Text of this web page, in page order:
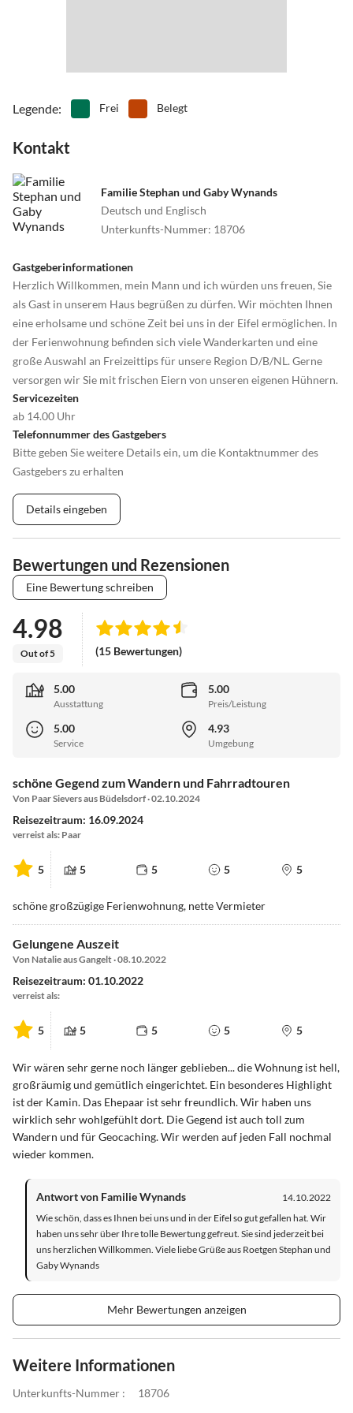
Legende: Frei Belegt
Kontakt
Familie Stephan und Gaby Wynands
Deutsch und Englisch
Unterkunfts-Nummer: 18706
Gastgeberinformationen
Herzlich Willkommen, mein Mann und ich würden uns freuen, Sie
als Gast in unserem Haus begrüßen zu dürfen. Wir möchten Ihnen
eine erholsame und schöne Zeit bei uns in der Eifel ermöglichen. In
der Ferienwohnung befinden sich viele Wanderkarten und eine
große Auswahl an Freizeittips für unsere Region D/B/NL. Gerne
versorgen wir Sie mit frischen Eiern von unseren eigenen Hühnern.
Servicezeiten
ab 14.00 Uhr
Telefonnummer des Gastgebers
Bitte geben Sie weitere Details ein, um die Kontaktnummer des
Gastgebers zu erhalten
Details eingeben
Bewertungen und Rezensionen
Eine Bewertung schreiben
4.98
Out of 5 (15 Bewertungen)
5.00
Ausstattung
5.00
Preis/Leistung
5.00
Service
4.93
Umgebung
schöne Gegend zum Wandern und Fahrradtouren
Von Paar Sievers aus Büdelsdorf · 02.10.2024
Reisezeitraum: 16.09.2024
verreist als: Paar
5 5 5 5 5
schöne großzügige Ferienwohnung, nette Vermieter
Gelungene Auszeit
Von Natalie aus Gangelt · 08.10.2022
Reisezeitraum: 01.10.2022
verreist als:
5 5 5 5 5
Wir wären sehr gerne noch länger geblieben... die Wohnung ist hell,
großräumig und gemütlich eingerichtet. Ein besonderes Highlight
ist der Kamin. Das Ehepaar ist sehr freundlich. Wir haben uns
wirklich sehr wohlgefühlt dort. Die Gegend ist auch toll zum
Wandern und für Geocaching. Wir werden auf jeden Fall nochmal
wieder kommen.
Antwort von Familie Wynands
14.10.2022
Wie schön, dass es Ihnen bei uns und in der Eifel so gut gefallen hat. Wir
haben uns sehr über Ihre tolle Bewertung gefreut. Sie sind jederzeit bei
uns herzlichen Willkommen. Viele liebe Grüße aus Roetgen Stephan und
Gaby Wynands
Mehr Bewertungen anzeigen
Weitere Informationen
Unterkunfts-Nummer :
18706